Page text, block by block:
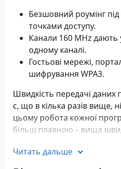
Безшовний роумінг
точками доступу.
Канали 160 MHz дають
одному каналі.
Гостьові мережі,
шифрування WPA3.
Швидкість передачі даних
с, що в кілька разів вище,
цьому робота кожної
більш плавною – вища
клієнтів. Автоматичний
регулювання потужності
Читать дальше